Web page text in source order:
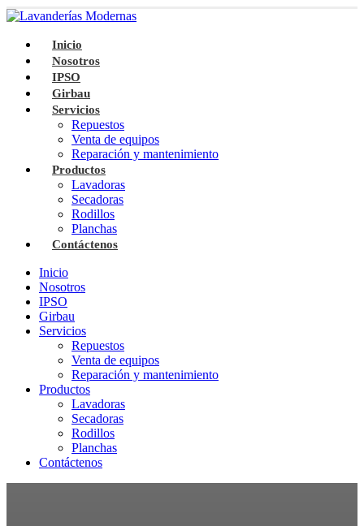
Inicio
Nosotros
IPSO
Girbau
Servicios
Repuestos
Venta de equipos
Reparación y mantenimiento
Productos
Lavadoras
Secadoras
Rodillos
Planchas
Contáctenos
Inicio
Nosotros
IPSO
Girbau
Servicios
Repuestos
Venta de equipos
Reparación y mantenimiento
Productos
Lavadoras
Secadoras
Rodillos
Planchas
Contáctenos